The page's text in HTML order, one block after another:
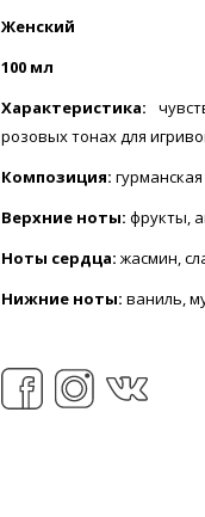
Женский
100 мл
Характеристика:
розовых тонах для
Композиция:
Верхние ноты: фрукты,
Ноты сердца: жасмин,
Нижние ноты: ваниль,